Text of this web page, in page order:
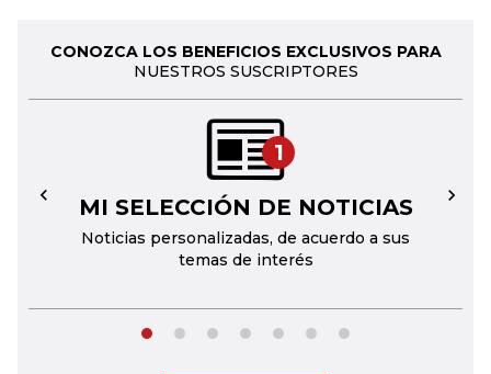
CONOZCA LOS BENEFICIOS EXCLUSIVOS PARA
NUESTROS SUSCRIPTORES
1
MI SELECCIÓN DE NOTICIAS
Noticias personalizadas, de acuerdo a sus
temas de interés
← →